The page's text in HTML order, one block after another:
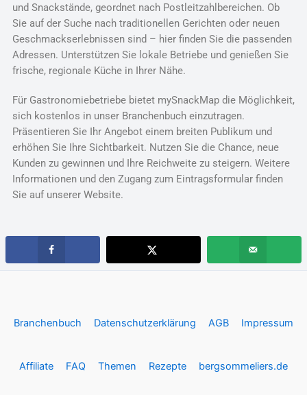
und Snackstände, geordnet nach Postleitzahlbereichen. Ob
Sie auf der Suche nach traditionellen Gerichten oder neuen
Geschmackserlebnissen sind – hier finden Sie die passenden
Adressen. Unterstützen Sie lokale Betriebe und genießen Sie
frische, regionale Küche in Ihrer Nähe.
Für Gastronomiebetriebe bietet mySnackMap die Möglichkeit,
sich kostenlos in unser Branchenbuch einzutragen.
Präsentieren Sie Ihr Angebot einem breiten Publikum und
erhöhen Sie Ihre Sichtbarkeit. Nutzen Sie die Chance, neue
Kunden zu gewinnen und Ihre Reichweite zu steigern. Weitere
Informationen und den Zugang zum Eintragsformular finden
Sie auf unserer Website.
Branchenbuch Datenschutzerklärung AGB Impressum
Affiliate FAQ Themen Rezepte bergsommeliers.de